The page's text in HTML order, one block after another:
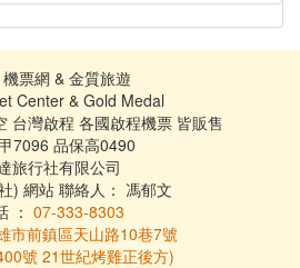
票網 & 金質旅遊
Center & Gold Medal
台灣啟程 各國啟程機票 皆販售
7096 品保高0490
旅行社有限公司
) 網站 聯絡人： 馮郁文
： 07-333-8303
市前鎮區天山路10巷7號
號 21世紀烤雞正後方)